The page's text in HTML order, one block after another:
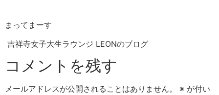
まってまーす
吉祥寺女子大生ラウンジ LEONのブログ
コメントを残す
メールアドレスが公開されることはありません。 ※ が付い